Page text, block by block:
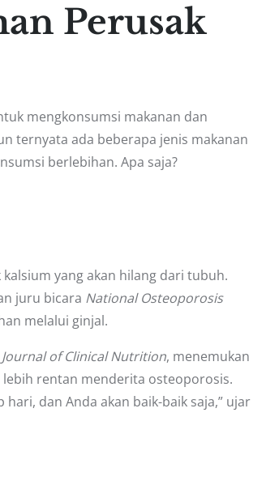
Perusak
mengkonsumsi makanan dan
ternyata ada beberapa jenis makanan
berlebihan. Apa saja?
yang akan hilang dari tubuh.
juru bicara National Osteoporosis
melalui ginjal.
Journal of Clinical Nutrition, menemukan
lebih rentan menderita osteoporosis.
dan Anda akan baik-baik saja,” ujar